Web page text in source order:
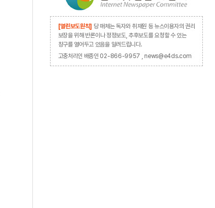
[열린보도원칙] 당 매체는 독자와 취재원 등 뉴스이용자의 권리
보장을 위해 반론이나 정정보도, 추후보도를 요청할 수 있는
창구를 열어두고 있음을 알려드립니다.
고충처리인 배종인 02-866-9957 , news@e4ds.com